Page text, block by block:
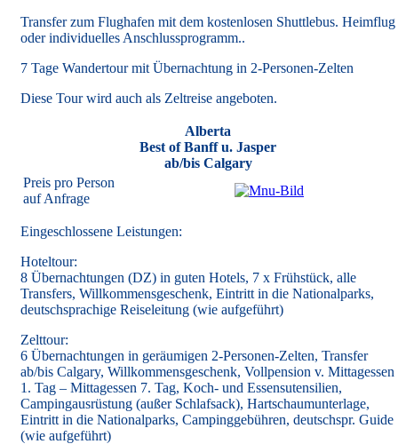
Transfer zum Flughafen mit dem kostenlosen Shuttlebus. Heimflug
oder individuelles Anschlussprogramm..
7 Tage Wandertour mit Übernachtung in 2-Personen-Zelten
Diese Tour wird auch als Zeltreise angeboten.
Alberta
Best of Banff u. Jasper
ab/bis Calgary
Preis pro Person
auf Anfrage
Eingeschlossene Leistungen:
Hoteltour:
8 Übernachtungen (DZ) in guten Hotels, 7 x Frühstück, alle
Transfers, Willkommensgeschenk, Eintritt in die Nationalparks,
deutschsprachige Reiseleitung (wie aufgeführt)
Zelttour:
6 Übernachtungen in geräumigen 2-Personen-Zelten, Transfer
ab/bis Calgary, Willkommensgeschenk, Vollpension v. Mittagessen
1. Tag – Mittagessen 7. Tag, Koch- und Essensutensilien,
Campingausrüstung (außer Schlafsack), Hartschaumunterlage,
Eintritt in die Nationalparks, Campinggebühren, deutschspr. Guide
(wie aufgeführt)